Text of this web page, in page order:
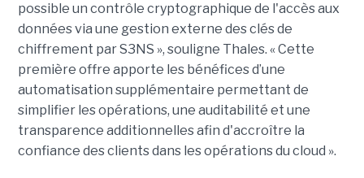
possible un contrôle cryptographique de l'accès aux
données via une gestion externe des clés de
chiffrement par S3NS », souligne Thales. « Cette
première offre apporte les bénéfices d’une
automatisation supplémentaire permettant de
simplifier les opérations, une auditabilité et une
transparence additionnelles afin d'accroître la
confiance des clients dans les opérations du cloud ».